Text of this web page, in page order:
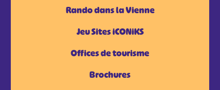
Rando dans la Vienne
Jeu Sites iCONiKS
Offices de tourisme
Brochures